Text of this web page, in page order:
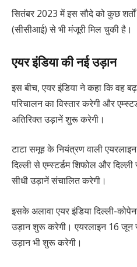
सितंबर 2023 में इस सौदे को कुछ शर्तों
(सीसीआई) से भी मंजूरी मिल चुकी है।
एयर इंडिया की नई उड़ान
इस बीच, एयर इंडिया ने कहा कि वह
परिचालन का विस्तार करेगी और
अतिरिक्त उड़ानें शुरू करेगी।
टाटा समूह के नियंत्रण वाली
दिल्ली से एम्स्टर्डम शिफोल और
सीधी उड़ानें संचालित करेगी।
इसके अलावा एयर इंडिया दिल्ली-
उड़ान शुरू करेगी। एयरलाइन 16 जून
उड़ान भी शुरू करेगी।